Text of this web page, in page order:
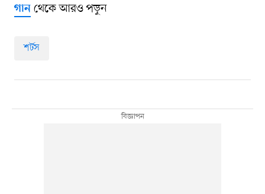
গানথেকে আরও পড়ুন
শর্টস